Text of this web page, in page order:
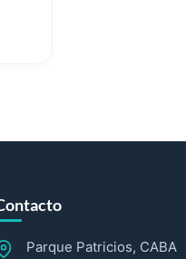
Parque Patricios, CABA